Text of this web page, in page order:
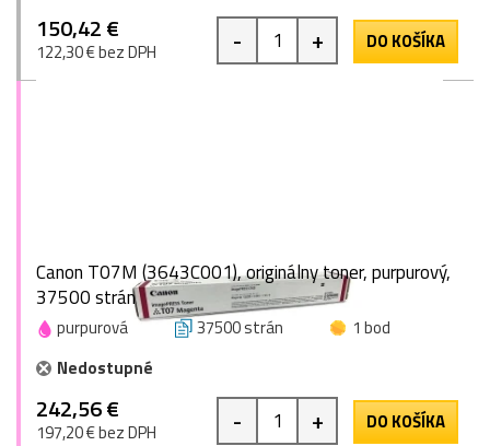
150,42 €
122,30 € bez DPH - + DO KOŠÍKA
Canon T07M (3643C001), originálny toner, purpurový,
37500 strán
purpurová 37500 strán
1 bod
Nedostupné
242,56 €
197,20 € bez DPH - + DO KOŠÍKA